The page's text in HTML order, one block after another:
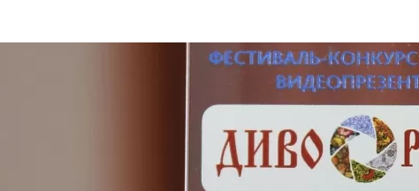
Новости
Что привезти (сувениры)